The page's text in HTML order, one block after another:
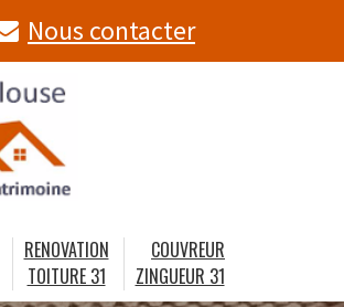
Nous contacter
RENOVATION
TOITURE 31
COUVREUR
ZINGUEUR 31